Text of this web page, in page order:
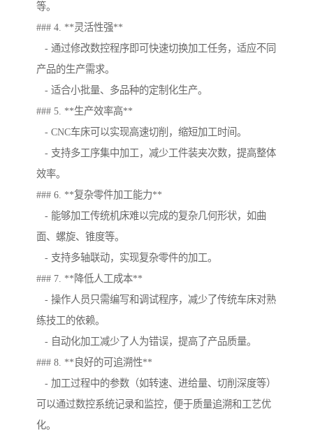
等。
### 4. **灵活性强**
- 通过修改数控程序即可快速切换加工任务，适应不同
产品的生产需求。
- 适合小批量、多品种的定制化生产。
### 5. **生产效率高**
- CNC车床可以实现高速切削，缩短加工时间。
- 支持多工序集中加工，减少工件装夹次数，提高整体
效率。
### 6. **复杂零件加工能力**
- 能够加工传统机床难以完成的复杂几何形状，如曲
面、螺旋、锥度等。
- 支持多轴联动，实现复杂零件的加工。
### 7. **降低人工成本**
- 操作人员只需编写和调试程序，减少了传统车床对熟
练技工的依赖。
- 自动化加工减少了人为错误，提高了产品质量。
### 8. **良好的可追溯性**
- 加工过程中的参数（如转速、进给量、切削深度等）
可以通过数控系统记录和监控，便于质量追溯和工艺优
化。